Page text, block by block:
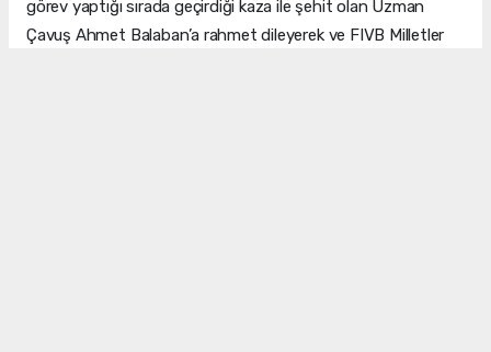
görev yaptığı sırada geçirdiği kaza ile şehit olan Uzman
Çavuş Ahmet Balaban’a rahmet dileyerek ve FIVB Milletler